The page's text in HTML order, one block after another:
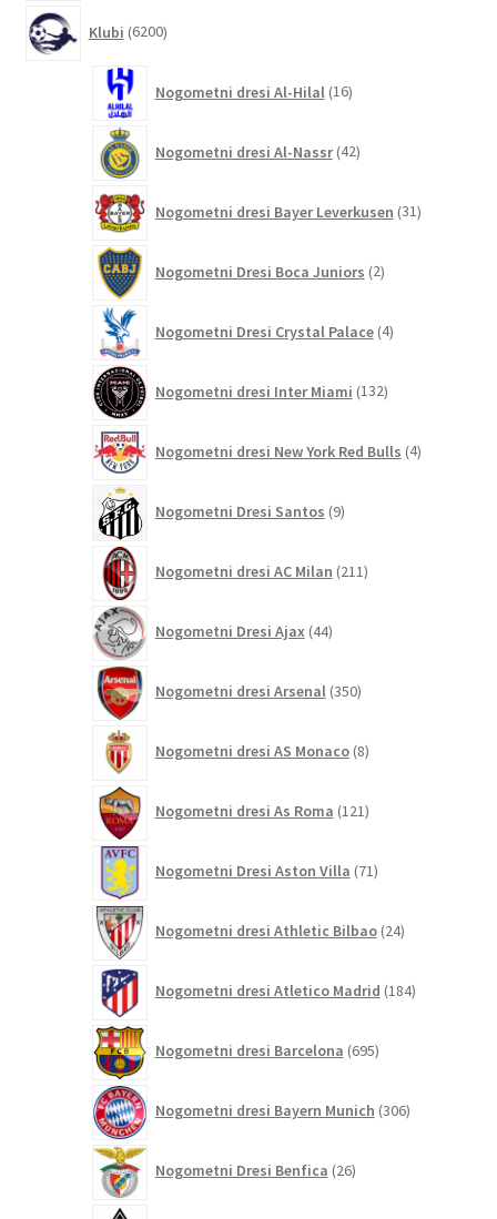
Klubi 6200izdelkov
Nogometni dresi Al-Hilal 16izdelkov
Nogometni dresi Al-Nassr 42izdelkov
Nogometni dresi Bayer Leverkusen 31izdelkov
Nogometni Dresi Boca Juniors 2izdelka
Nogometni Dresi Crystal Palace 4izdelki
Nogometni dresi Inter Miami 132izdelkov
Nogometni dresi New York Red Bulls 4izdelki
Nogometni Dresi Santos 9izdelkov
Nogometni dresi AC Milan 211izdelkov
Nogometni Dresi Ajax 44izdelkov
Nogometni dresi Arsenal 350izdelkov
Nogometni dresi AS Monaco 8izdelkov
Nogometni dresi As Roma 121izdelkov
Nogometni Dresi Aston Villa 71izdelkov
Nogometni dresi Athletic Bilbao 24izdelkov
Nogometni dresi Atletico Madrid 184izdelkov
Nogometni dresi Barcelona 695izdelkov
Nogometni dresi Bayern Munich 306izdelkov
Nogometni Dresi Benfica 26izdelkov